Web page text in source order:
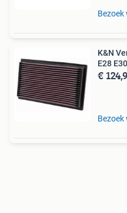
Bezoek
K&N
E28
€
Bezoek